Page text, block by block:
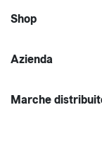
Shop
Azienda
Marche